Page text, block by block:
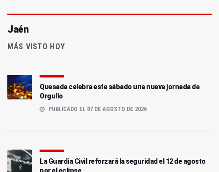
Jaén
MÁS VISTO HOY
Quesada celebra este sábado una nueva jornada de
Orgullo
PUBLICADO EL 07 DE AGOSTO DE 2026
La Guardia Civil reforzará la seguridad el 12 de agosto
por el eclipse